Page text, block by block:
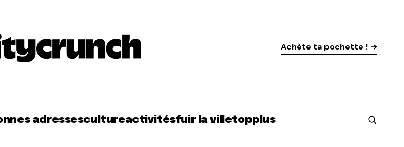
Achète ta pochette !
adressescultureactivitésfuir la villetopplus